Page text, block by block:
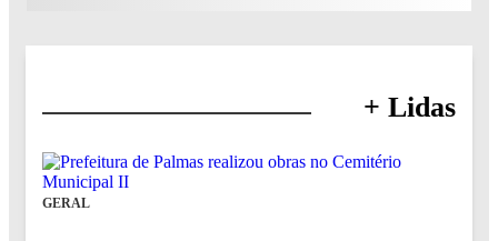
+ Lidas
GERAL